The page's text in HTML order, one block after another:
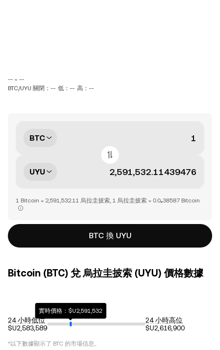
-- ~ --
BTC/UYU 關閉：-- 低：-- 高：--
BTC
UYU
1 Bitcoin = 2,591,532.11 烏拉圭披索, 1 烏拉圭披索 = 0.0₆38587 Bitcoin
BTC 換 UYU
Bitcoin (BTC) 兌 烏拉圭披索 (UYU) 價格數據
24 小時低位
$U2,583,589
實時價格：$U2,591,532
24 小時高位
$U2,616,900
*以下數據顯示了 BTC 的市場信息。